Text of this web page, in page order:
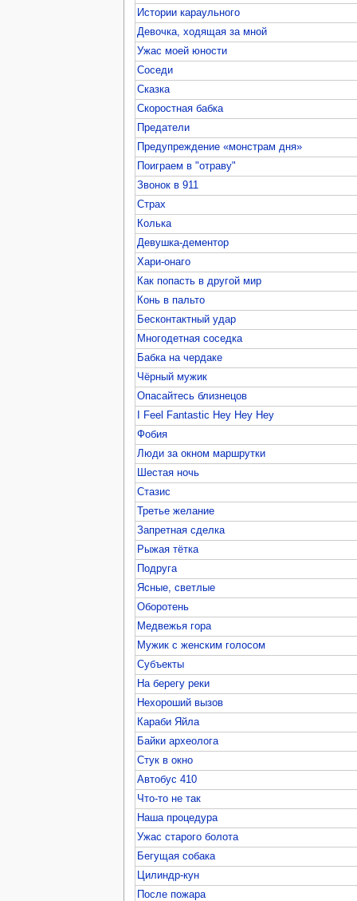
Истории караульного
Девочка, ходящая за мной
Ужас моей юности
Соседи
Сказка
Скоростная бабка
Предатели
Предупреждение «монстрам дня»
Поиграем в "отраву"
Звонок в 911
Страх
Колька
Девушка-дементор
Хари-онаго
Как попасть в другой мир
Конь в пальто
Бесконтактный удар
Многодетная соседка
Бабка на чердаке
Чёрный мужик
Опасайтесь близнецов
I Feel Fantastic Hey Hey Hey
Фобия
Люди за окном маршрутки
Шестая ночь
Стазис
Третье желание
Запретная сделка
Рыжая тётка
Подруга
Ясные, светлые
Оборотень
Медвежья гора
Мужик с женским голосом
Субъекты
На берегу реки
Нехороший вызов
Караби Яйла
Байки археолога
Стук в окно
Автобус 410
Что-то не так
Наша процедура
Ужас старого болота
Бегущая собака
Цилиндр-кун
После пожара